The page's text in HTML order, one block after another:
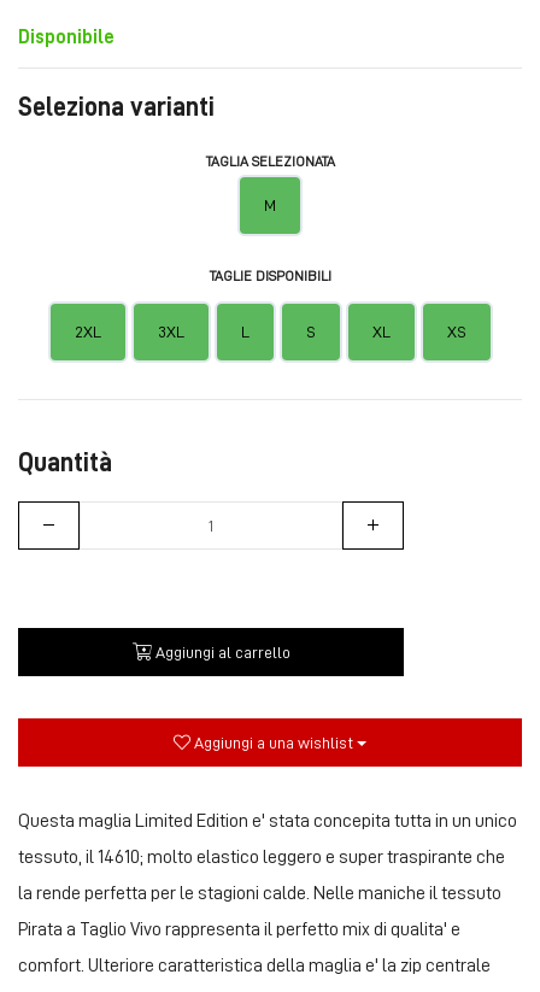
Disponibile
Seleziona varianti
TAGLIA SELEZIONATA
M
TAGLIE DISPONIBILI
2XL 3XL L S XL XS
Quantità
Aggiungi al carrello
Aggiungi a una wishlist
Questa maglia Limited Edition e' stata concepita tutta in un unico
tessuto, il 14610; molto elastico leggero e super traspirante che
la rende perfetta per le stagioni calde. Nelle maniche il tessuto
Pirata a Taglio Vivo rappresenta il perfetto mix di qualita' e
comfort. Ulteriore caratteristica della maglia e' la zip centrale